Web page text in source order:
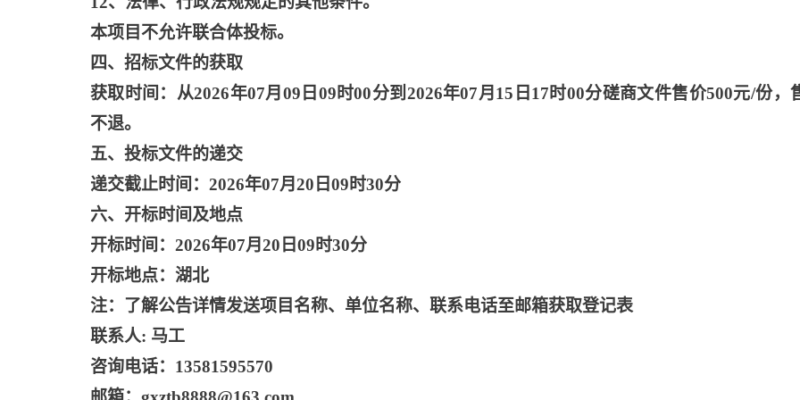
本项目不允许联合体投标。
四、招标文件的获取
获取时间：从2026年07月09日09时00分到2026年07月15日17时00分磋商文件售价500元/份，
不退。
五、投标文件的递交
递交截止时间： 2026年07月20日09时30分
六、开标时间及地点
开标时间： 2026年07月20日09时30分
开标地点：湖北
注：了解公告详情发送项目名称、单位名称、联系电话至邮箱获取登记表
联系人: 马工
咨询电话： 13581595570